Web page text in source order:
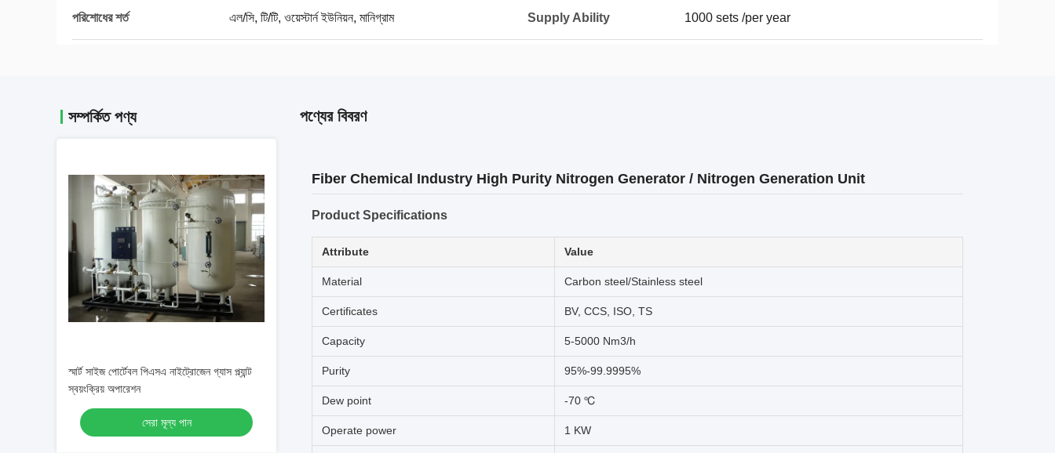
পরিশোধের শর্ত এল/সি, টি/টি, ওয়েস্টার্ন ইউনিয়ন, মানিগ্রাম Supply Ability 1000 sets /per year
সম্পর্কিত পণ্য
স্মার্ট সাইজ পোর্টেবল পিএসএ নাইট্রোজেন গ্যাস প্ল্যান্ট
স্বয়ংক্রিয় অপারেশন
সেরা মূল্য পান
পণ্যের বিবরণ
Fiber Chemical Industry High Purity Nitrogen Generator / Nitrogen Generation Unit
Product Specifications
Attribute Value
Material Carbon steel/Stainless steel
Certificates BV, CCS, ISO, TS
Capacity 5-5000 Nm3/h
Purity 95%-99.9995%
Dew point -70 ℃
Operate power 1 KW